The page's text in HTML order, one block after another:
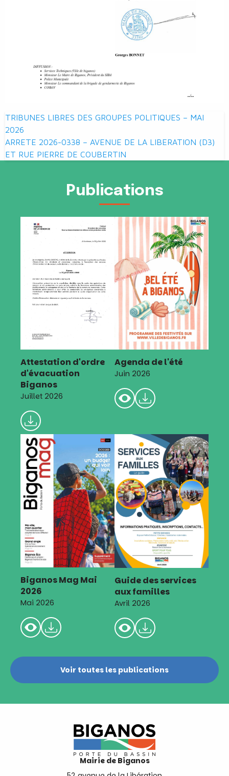
Navigation
de
l’article
TRIBUNES LIBRES DES GROUPES POLITIQUES – MAI
2026
ARRETE 2026-0338 – AVENUE DE LA LIBERATION (D3)
ET RUE PIERRE DE COUBERTIN
Publications
Attestation d'ordre
d'évacuation
Biganos
Juillet 2026
Agenda de l'été
Juin 2026
Biganos Mag Mai
2026
Mai 2026
Guide des services
aux familles
Avril 2026
Voir toutes les publications
Mairie de Biganos